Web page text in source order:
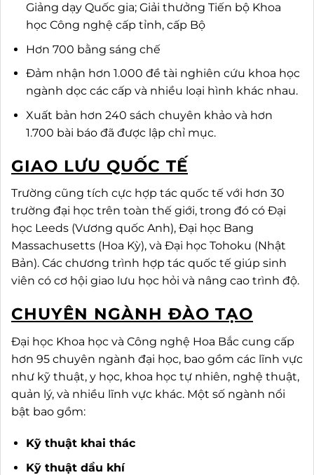
Giảng dạy Quốc gia; Giải thưởng Tiến bộ Khoa
học Công nghệ cấp tỉnh, cấp Bộ
Hơn 700 bằng sáng chế
Đảm nhận hơn 1.000 đề tài nghiên cứu khoa học
ngành dọc các cấp và nhiều loại hình khác nhau.
Xuất bản hơn 240 sách chuyên khảo và hơn
1.700 bài báo đã được lập chỉ mục.
GIAO LƯU QUỐC TẾ
Trường cũng tích cực hợp tác quốc tế với hơn 30
trường đại học trên toàn thế giới, trong đó có Đại
học Leeds (Vương quốc Anh), Đại học Bang
Massachusetts (Hoa Kỳ), và Đại học Tohoku (Nhật
Bản). Các chương trình hợp tác quốc tế giúp sinh
viên có cơ hội giao lưu học hỏi và nâng cao trình độ.
CHUYÊN NGÀNH ĐÀO TẠO
Đại học Khoa học và Công nghệ Hoa Bắc cung cấp
hơn 95 chuyên ngành đại học, bao gồm các lĩnh vực
như kỹ thuật, y học, khoa học tự nhiên, nghệ thuật,
quản lý, và nhiều lĩnh vực khác. Một số ngành nổi
bật bao gồm:
Kỹ thuật khai thác
Kỹ thuật dầu khí